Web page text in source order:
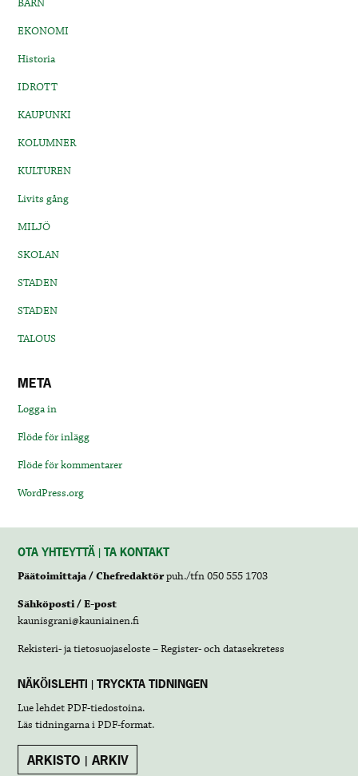
BARN
EKONOMI
Historia
IDROTT
KAUPUNKI
KOLUMNER
KULTUREN
Livits gång
MILJÖ
SKOLAN
STADEN
STADEN
TALOUS
META
Logga in
Flöde för inlägg
Flöde för kommentarer
WordPress.org
OTA YHTEYTTÄ | TA KONTAKT
Päätoimittaja / Chefredaktörpuh./tfn 050 555 1703
Sähköposti / E-post
kaunisgrani@kauniainen.fi
Rekisteri- ja tietosuojaseloste – Register- och datasekretess
NÄKÖISLEHTI | TRYCKTA TIDNINGEN
Lue lehdetPDF-tiedostoina.
Läs tidningarna iPDF-format.
ARKISTO | ARKIV